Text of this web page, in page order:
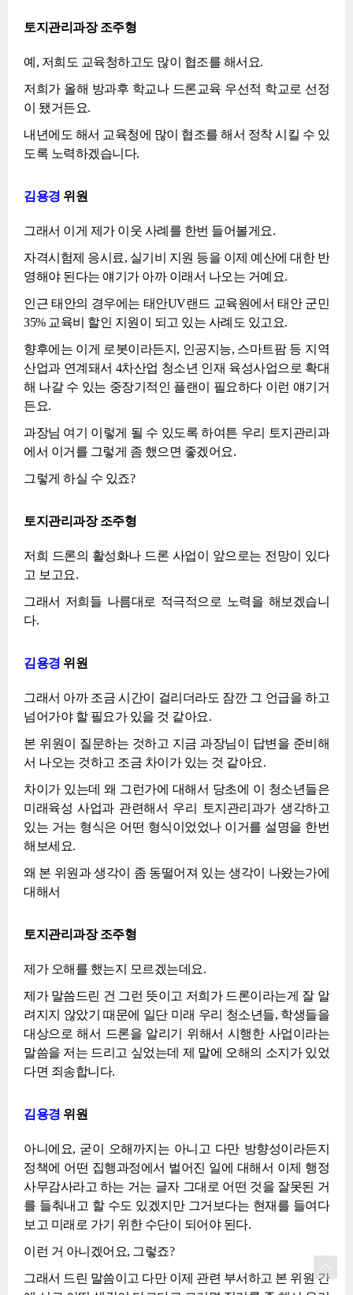
토지관리과장 조주형
예, 저희도 교육청하고도 많이 협조를 해서요.
저희가 올해 방과후 학교나 드론교육 우선적 학교로 선정
이 됐거든요.
내년에도 해서 교육청에 많이 협조를 해서 정착 시킬 수 있
도록 노력하겠습니다.
김용경 위원
그래서 이게 제가 이웃 사례를 한번 들어볼게요.
자격시험제 응시료, 실기비 지원 등을 이제 예산에 대한 반
영해야 된다는 얘기가 아까 이래서 나오는 거예요.
인근 태안의 경우에는 태안UV랜드 교육원에서 태안 군민
35% 교육비 할인 지원이 되고 있는 사례도 있고요.
향후에는 이게 로봇이라든지, 인공지능, 스마트팜 등 지역
산업과 연계돼서 4차산업 청소년 인재 육성사업으로 확대
해 나갈 수 있는 중장기적인 플랜이 필요하다 이런 얘기거
든요.
과장님 여기 이렇게 될 수 있도록 하여튼 우리 토지관리과
에서 이거를 그렇게 좀 했으면 좋겠어요.
그렇게 하실 수 있죠?
토지관리과장 조주형
저희 드론의 활성화나 드론 사업이 앞으로는 전망이 있다
고 보고요.
그래서 저희들 나름대로 적극적으로 노력을 해보겠습니
다.
김용경 위원
그래서 아까 조금 시간이 걸리더라도 잠깐 그 언급을 하고
넘어가야 할 필요가 있을 것 같아요.
본 위원이 질문하는 것하고 지금 과장님이 답변을 준비해
서 나오는 것하고 조금 차이가 있는 것 같아요.
차이가 있는데 왜 그런가에 대해서 당초에 이 청소년들은
미래육성 사업과 관련해서 우리 토지관리과가 생각하고
있는 거는 형식은 어떤 형식이었었나 이거를 설명을 한번
해보세요.
왜 본 위원과 생각이 좀 동떨어져 있는 생각이 나왔는가에
대해서
토지관리과장 조주형
제가 오해를 했는지 모르겠는데요.
제가 말씀드린 건 그런 뜻이고 저희가 드론이라는게 잘 알
려지지 않았기 때문에 일단 미래 우리 청소년들, 학생들을
대상으로 해서 드론을 알리기 위해서 시행한 사업이라는
말씀을 저는 드리고 싶었는데 제 말에 오해의 소지가 있었
다면 죄송합니다.
김용경 위원
아니에요, 굳이 오해까지는 아니고 다만 방향성이라든지
정책에 어떤 집행과정에서 벌어진 일에 대해서 이제 행정
사무감사라고 하는 거는 글자 그대로 어떤 것을 잘못된 거
를 들춰내고 할 수도 있겠지만 그거보다는 현재를 들여다
보고 미래로 가기 위한 수단이 되어야 된다.
이런 거 아니겠어요, 그렇죠?
그래서 드린 말씀이고 다만 이제 관련 부서하고 본 위원 간